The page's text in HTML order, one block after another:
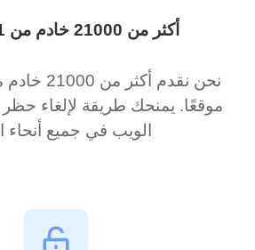
أكثر من 21000 خادم من 111 موقعًا
موقعًا. يمنحك طريقة لإلغاء
الويب في جميع أنحاء